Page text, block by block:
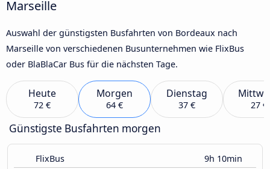
Marseille
Auswahl der günstigsten Busfahrten von Bordeaux nach
Marseille von verschiedenen Busunternehmen wie FlixBus
oder BlaBlaCar Bus für die nächsten Tage.
Heute
72 €
Morgen
64 €
Dienstag
37 € 27 €
Günstigste Busfahrten morgen
FlixBus 9h 10min